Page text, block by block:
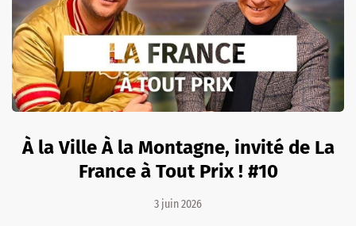
À la Ville À la Montagne, invité de La
France à Tout Prix ! #10
3 juin 2026